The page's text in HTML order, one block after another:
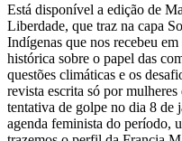
Está disponível a edição de
Liberdade, que traz na capa
Indígenas que nos recebeu
histórica sobre o papel das
questões climáticas e os
revista escrita só por
tentativa de golpe no dia 8 de
agenda feminista do período,